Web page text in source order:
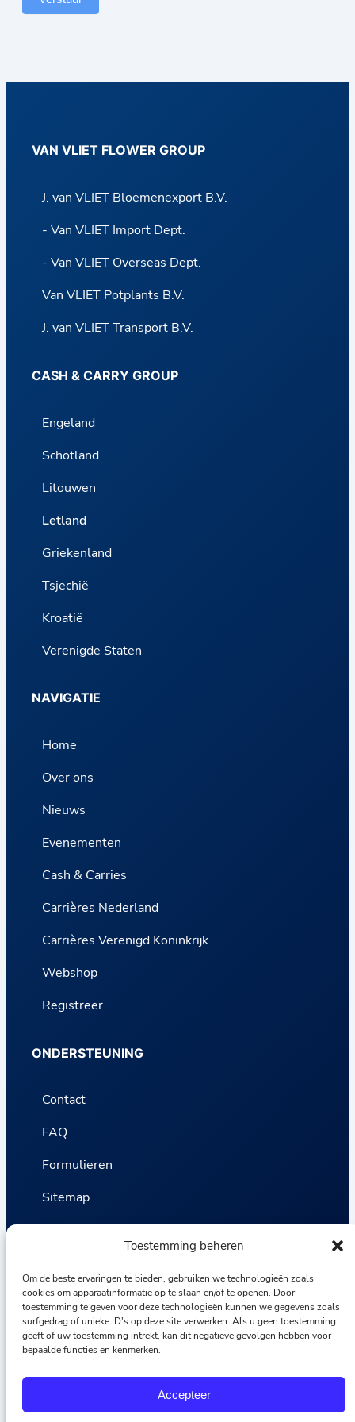
Toestemming beheren
Om de beste ervaringen te bieden, gebruiken we technologieën zoals
cookies om apparaatinformatie op te slaan en/of te openen. Door
toestemming te geven voor deze technologieën kunnen we gegevens zoals
surfgedrag of unieke ID's op deze site verwerken. Als u geen toestemming
geeft of uw toestemming intrekt, kan dit negatieve gevolgen hebben voor
bepaalde functies en kenmerken.
Accepteer
n
VAN VLIET FLOWER GROUP
J. van VLIET Bloemenexport B.V.
- Van VLIET Import Dept.
- Van VLIET Overseas Dept.
Van VLIET Potplants B.V.
J. van VLIET Transport B.V.
CASH & CARRY GROUP
Engeland
Schotland
Litouwen
Letland
Griekenland
Tsjechië
Kroatië
Verenigde Staten
NAVIGATIE
Home
Over ons
Nieuws
Evenementen
Cash & Carries
Carrières Nederland
Carrières Verenigd Koninkrijk
Webshop
Registreer
ONDERSTEUNING
Contact
FAQ
Formulieren
Sitemap
Privacybeleid
Statistieken
Van VLIET Flower Group 2026
c s n
o
u